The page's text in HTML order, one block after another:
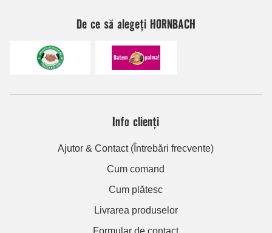
De ce să alegeți HORNBACH
Info clienți
Ajutor & Contact (Întrebări frecvente)
Cum comand
Cum plătesc
Livrarea produselor
Formular de contact